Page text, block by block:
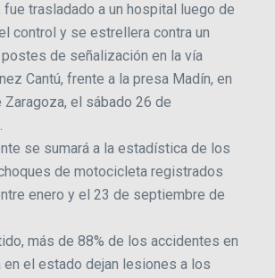
fue trasladado a un hospital luego de
control y se estrellera contra un
de señalización en la vía
Cantú, frente a la presa Madín, en
Zaragoza, el sábado 26 de
se sumará a la estadística de los
de motocicleta registrados
enero y el 23 de septiembre de
más de 88% de los accidentes en
el estado dejan lesiones a los